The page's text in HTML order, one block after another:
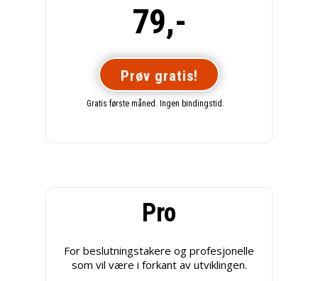
79,-
Prøv gratis!
Gratis første måned. Ingen bindingstid.
Pro
For beslutningstakere og profesjonelle
som vil være i forkant av utviklingen.